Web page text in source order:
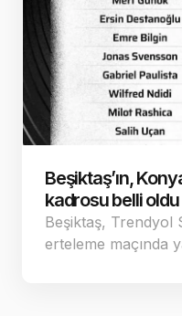
Beşiktaş’ın,
kadrosu belli oldu
Beşiktaş, Trendyol
erteleme maçında